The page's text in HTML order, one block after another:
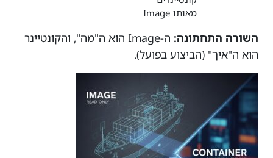
מאותו Image
השורה התחתונה:
ה-Image הוא ה"מה", והקונטיינר
הוא ה"איך" (הביצוע בפועל).